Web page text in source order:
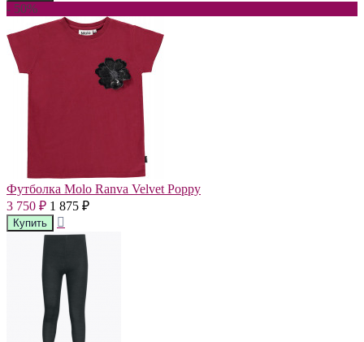
- 50%
Футболка Molo Ranva Velvet Poppy
3 750 ₽ 1 875 ₽